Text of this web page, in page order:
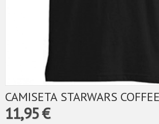
CAMISETA STARWARS
11,95 €